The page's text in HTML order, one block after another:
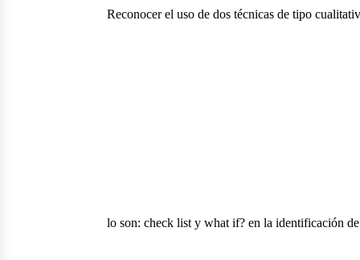
Reconocer el uso de dos técnicas de tipo
lo son: check list y what if? en la identificación